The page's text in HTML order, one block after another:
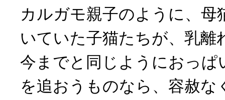
カルガモ親子のように、母
いていた子猫たちが、乳離
今までと同じようにおっぱ
を追おうものなら、容赦な